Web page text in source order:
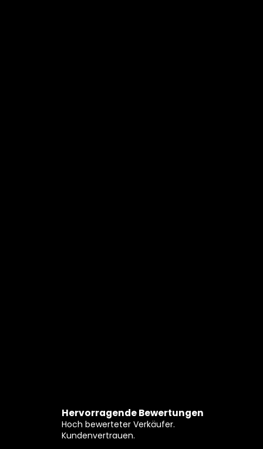
Hervorragende Bewertungen
Hoch bewerteter Verkäufer.
Kundenvertrauen.